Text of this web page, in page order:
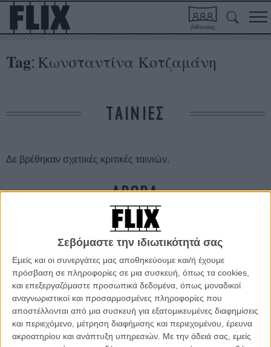
Σεβόμαστε την ιδιωτικότητά σας
Εμείς και οι συνεργάτες μας αποθηκεύουμε και/ή έχουμε
πρόσβαση σε πληροφορίες σε μια συσκευή, όπως τα cookies,
και επεξεργαζόμαστε προσωπικά δεδομένα, όπως μοναδικοί
αναγνωριστικοί και προσαρμοσμένες πληροφορίες που
αποστέλλονται από μια συσκευή για εξατομικευμένες διαφημίσεις
και περιεχόμενο, μέτρηση διαφήμισης και περιεχομένου, έρευνα
ακροατηρίου και ανάπτυξη υπηρεσιών. Με την άδειά σας, εμείς
Αίθουσες
Tag: Κωνσταντίνα Κοτζαμάνη
ΤΑΙΝΙΕΣ
Δε βρέθηκαν σχετικές κριτικές ταινιών.
ΑΡΘΡΑ
Βραβείο στο Φεστιβάλ του Γκεντ για το «Washingtonia»
της Κωνσταντίνας Κοτζαμάνη
Η Κωνσταντίνα Κοτζαμάνη σκηνοθετεί ένα... τέρας για
τους Pentatones
ΝΕΑ /29 ΔΕΚ 2014/ Μανώλης Κρανάκης
Το «Yellow Fieber» της Κωνσταντίνας Κοτζαμάνη στο